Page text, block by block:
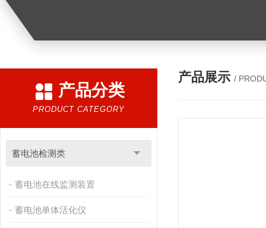
产品分类
PRODUCT CATEGORY
蓄电池检测类
蓄电池在线监测装置
蓄电池单体活化仪
产品展示 /